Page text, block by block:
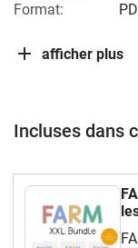
Format:
afficher plus
Incluses dans